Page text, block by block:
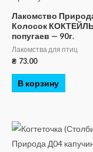
Лакомство
Колосок
попугаев — 90г.
Лакомства для птиц
₴ 73.00
В корзину